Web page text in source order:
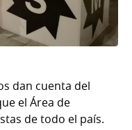
dan cuenta del
el Área de
de todo el país.